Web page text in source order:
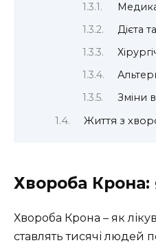
Дієта
Зміни
Життя з
Хвороба Крона:
Хвороба Крона – як
ставлять тисячі людей